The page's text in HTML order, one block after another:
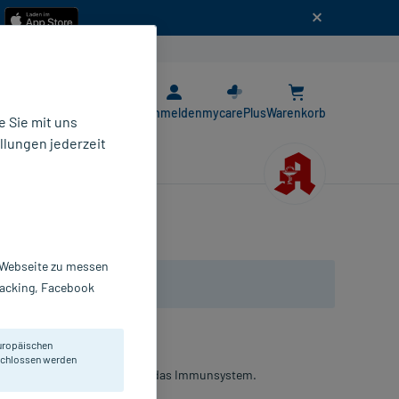
AnmeldenmycarePlusWarenkorb
Mikronährstoffen für das Immunsystem.
Sie mit uns
jederzeit
zu messen
Facebook
werden